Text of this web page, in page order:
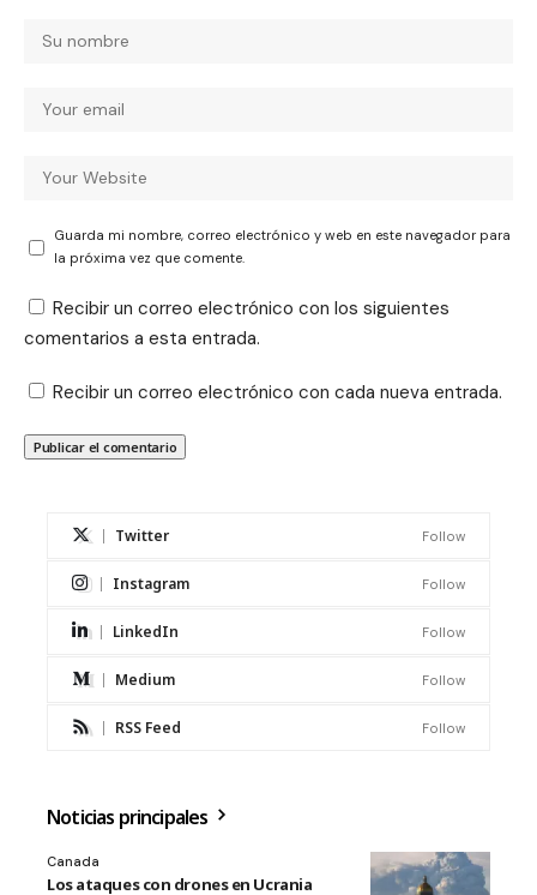
Guarda mi nombre, correo electrónico y web en este navegador para
la próxima vez que comente.
Recibir un correo electrónico con los siguientes
comentarios a esta entrada.
Recibir un correo electrónico con cada nueva entrada.
Twitter Follow
Instagram Follow
LinkedIn Follow
Medium Follow
RSS Feed Follow
Noticias principales
Canada
Los ataques con drones en Ucrania